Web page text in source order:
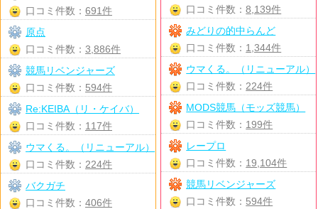
口コミ件数：8,139件
みどりの的中らんど
口コミ件数： 1,344件
ウマくる。（リニューアル）
口コミ件数： 224件
MODS競馬（モッズ競馬）
口コミ件数： 199件
レープロ
口コミ件数： 19,104件
競馬リベンジャーズ
口コミ件数： 594件
口コミ件数： 691件
原点
口コミ件数： 3,886件
競馬リベンジャーズ
口コミ件数： 594件
Re:KEIBA（リ・ケイバ）
口コミ件数： 117件
ウマくる。（リニューアル）
口コミ件数： 224件
バクガチ
口コミ件数： 406件